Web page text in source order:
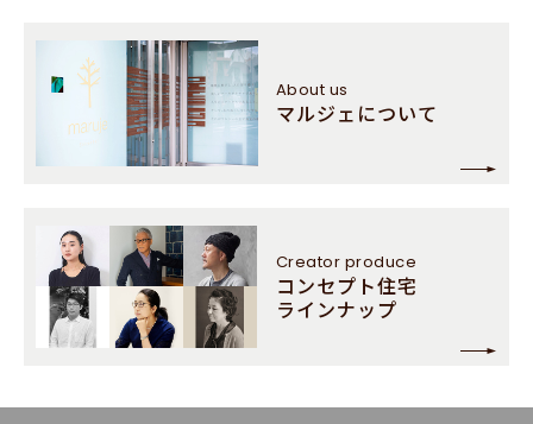
About us
マルジェについて
Creator produce
コンセプト住宅
ラインナップ